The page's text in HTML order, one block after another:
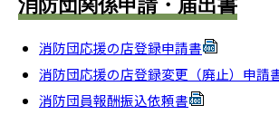
消防団関係申請・届出書
消防団応援の店登録申請書
消防団応援の店登録変更（廃止）申請
消防団員報酬振込依頼書